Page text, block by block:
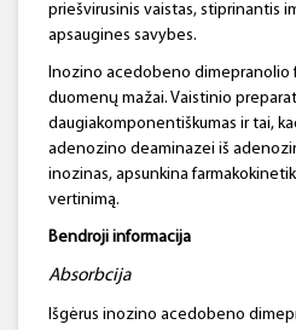
priešvirusinis vaistas, stiprinantis
apsaugines savybes.
Inozino acedobeno dimepranolio
duomenų mažai. Vaistinio
daugiakomponentiškumas ir tai,
adenozino deaminazei iš
inozinas, apsunkina
vertinimą.
Bendroji informacija
Absorbcija
Išgėrus inozino acedobeno